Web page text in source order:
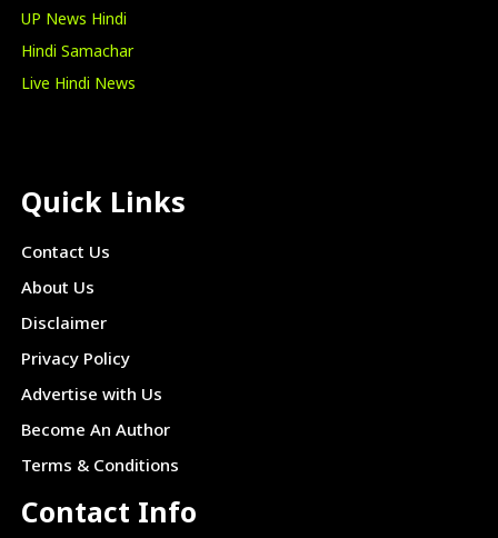
UP News Hindi
Hindi Samachar
Live Hindi News
Quick Links
Contact Us
About Us
Disclaimer
Privacy Policy
Advertise with Us
Become An Author
Terms & Conditions
Contact Info